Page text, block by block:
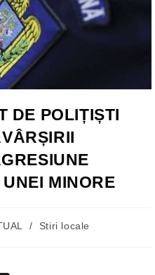
DE POLIȚIȘTI
MINORE
/ Stiri locale